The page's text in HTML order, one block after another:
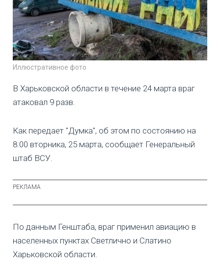
Иллюстративное фото
В Харьковской области в течение 24 марта враг
атаковал 9 разв.
Как передает "Думка", об этом по состоянию на
8:00 вторника, 25 марта, сообщает Генеральный
штаб ВСУ.
По данным Генштаба, враг применил авиацию в
населенных пунктах Светлично и Слатино
Харьковской области.